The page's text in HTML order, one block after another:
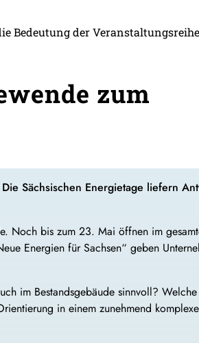
Bedeutung der
zum
Sächsischen Energietage liefern
Noch bis zum 23. Mai öffnen im
Energien für Sachsen“ geben
im Bestandsgebäude sinnvoll?
in einem zunehmend